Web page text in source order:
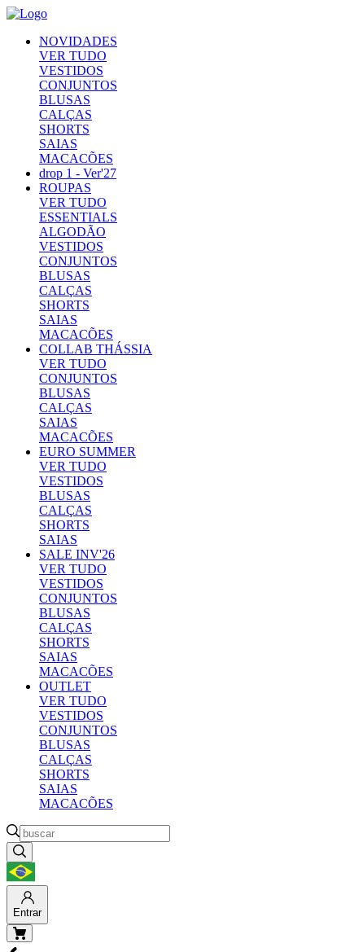
NOVIDADES
VER TUDO
VESTIDOS
CONJUNTOS
BLUSAS
CALÇAS
SHORTS
SAIAS
MACACÕES
drop 1 - Ver'27
ROUPAS
VER TUDO
ESSENTIALS
ALGODÃO
VESTIDOS
CONJUNTOS
BLUSAS
CALÇAS
SHORTS
SAIAS
MACACÕES
COLLAB THÁSSIA
VER TUDO
CONJUNTOS
BLUSAS
CALÇAS
SAIAS
MACACÕES
EURO SUMMER
VER TUDO
VESTIDOS
BLUSAS
CALÇAS
SHORTS
SAIAS
SALE INV'26
VER TUDO
VESTIDOS
CONJUNTOS
BLUSAS
CALÇAS
SHORTS
SAIAS
MACACÕES
OUTLET
VER TUDO
VESTIDOS
CONJUNTOS
BLUSAS
CALÇAS
SHORTS
SAIAS
MACACÕES
Entrar